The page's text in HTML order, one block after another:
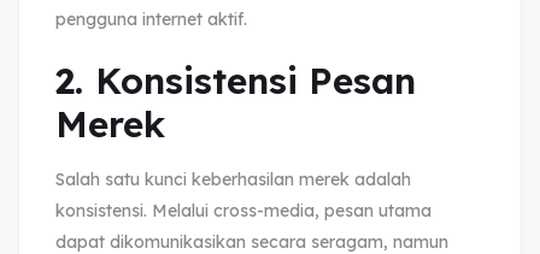
pengguna internet aktif.
2. Konsistensi Pesan
Merek
Salah satu kunci keberhasilan merek adalah
konsistensi. Melalui cross-media, pesan utama
dapat dikomunikasikan secara seragam, namun